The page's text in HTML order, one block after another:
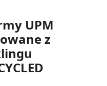
UPM
z